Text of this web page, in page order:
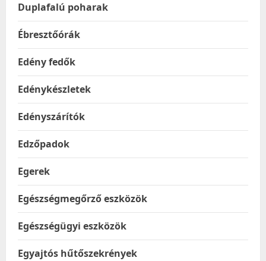
Duplafalú poharak
Ébresztőórák
Edény fedők
Edénykészletek
Edényszárítók
Edzőpadok
Egerek
Egészségmegőrző eszközök
Egészségügyi eszközök
Egyajtós hűtőszekrények